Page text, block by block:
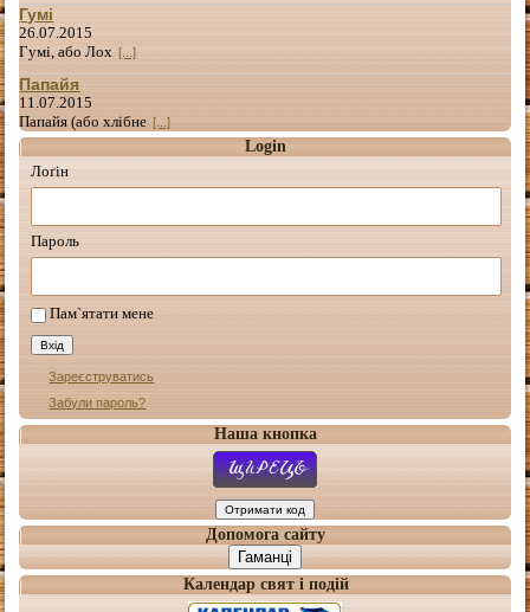
Гумі
26.07.2015
Гумі, або Лох [...]
Папайя
11.07.2015
Папайя (або хлібне [...]
Login
Лоґін
Пароль
Пам`ятати мене
Зареєструватись
Забули пароль?
Наша кнопка
Допомога сайту
Гаманці
Календар свят і подій